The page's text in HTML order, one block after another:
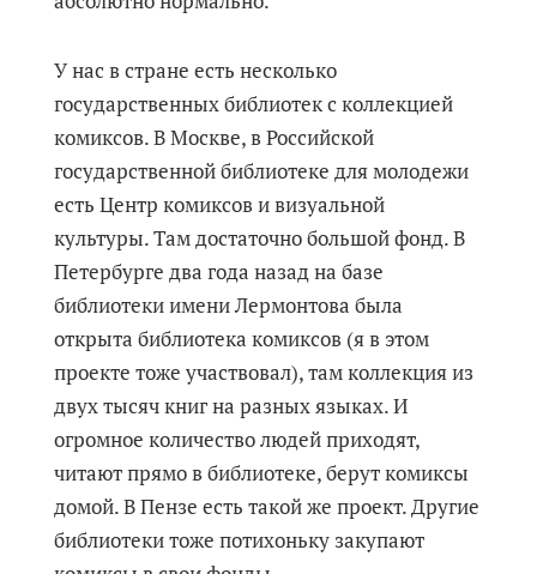
У нас в стране есть несколько
государственных библиотек с коллекцией
комиксов. В Москве, в Российской
государственной библиотеке для молодежи
есть Центр комиксов и визуальной
культуры. Там достаточно большой фонд. В
Петербурге два года назад на базе
библиотеки имени Лермонтова была
открыта библиотека комиксов (я в этом
проекте тоже участвовал), там коллекция из
двух тысяч книг на разных языках. И
огромное количество людей приходят,
читают прямо в библиотеке, берут комиксы
домой. В Пензе есть такой же проект. Другие
библиотеки тоже потихоньку закупают